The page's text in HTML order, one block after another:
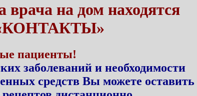
на дом находятся
«КОНТАКТЫ»
пациенты!
заболеваний и необходимости
средств Вы можете оставить